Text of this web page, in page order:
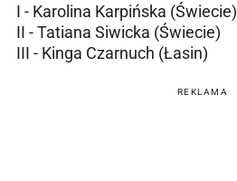
I - Karolina Karpińska (Świecie)
II - Tatiana Siwicka (Świecie)
III - Kinga Czarnuch (Łasin)
REKLAMA